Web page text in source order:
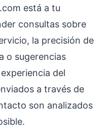
está a tu
consultas sobre
la precisión de
o sugerencias
del
a través de
son analizados